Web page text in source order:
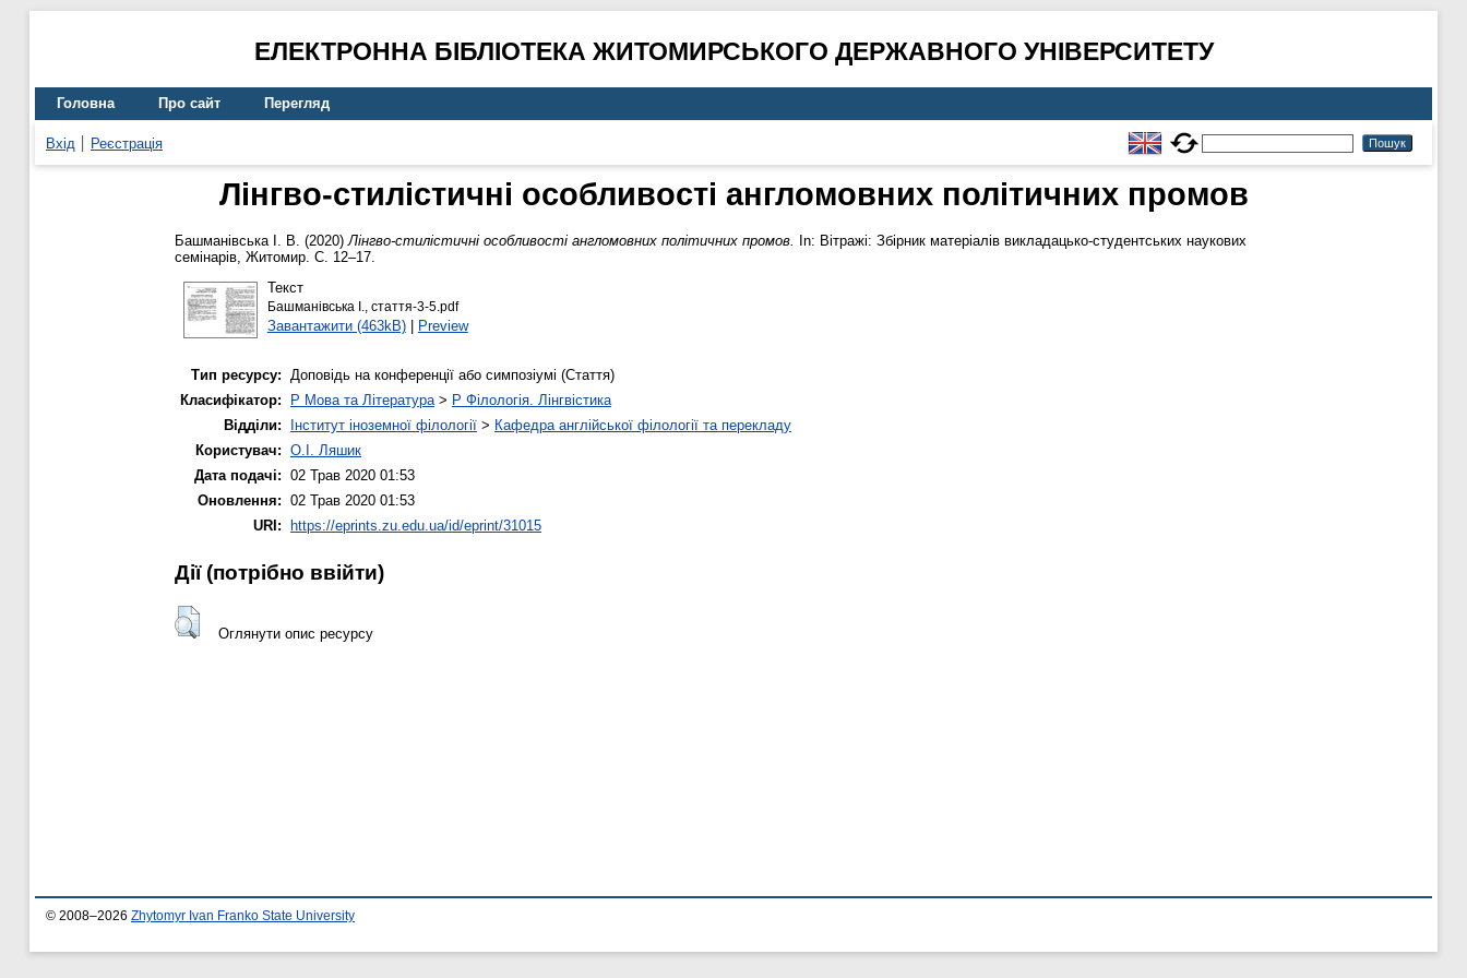
ЕЛЕКТРОННА БІБЛІОТЕКА ЖИТОМИРСЬКОГО ДЕРЖАВНОГО УНІВЕРСИТЕТУ
Головна Про сайт Перегляд
Вхід Реєстрація
Лінгво-стилістичні особливості англомовних політичних промов
Башманівська І. В. (2020)Лінгво-стилістичні особливості англомовних політичних промов.
In: Вітражі: Збірник матеріалів викладацько-студентських наукових
семінарів, Житомир. С. 12–17.
Текст
Башманівська І., стаття-3-5.pdf
Завантажити (463kB)| Preview
Тип ресурсу: Доповідь на конференції або симпозіумі (Стаття)
Класифікатор:
P Мова та Література> P Філологія. Лінгвістика
Відділи:
Інститут іноземної філології > Кафедра англійської філології та перекладу
Користувач: О.І. Ляшик
Дата подачі: 02 Трав 2020 01:53
Оновлення: 02 Трав 2020 01:53
URI:
https://eprints.zu.edu.ua/id/eprint/31015
Дії ​​(потрібно ввійти)
Оглянути опис ресурсу
© 2008–2026 Zhytomyr Ivan Franko State University